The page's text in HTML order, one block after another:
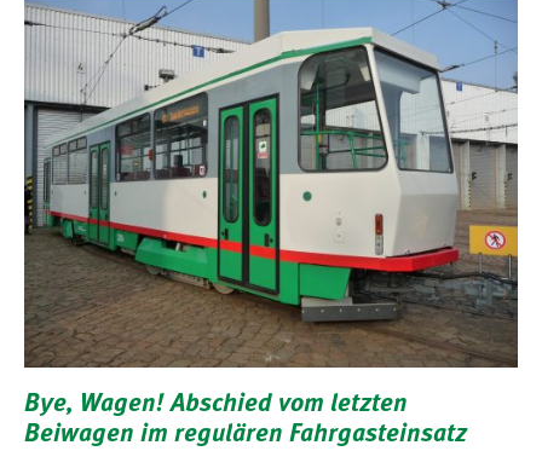
Bye, Wagen! Abschied vom letzten
Beiwagen im regulären Fahrgasteinsatz